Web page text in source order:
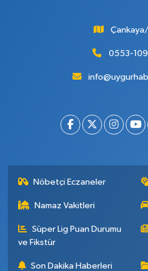
0553-
Nöbetçi Eczaneler
Namaz Vakitleri
Süper Lig Puan Durumu
ve Fikstür
Son Dakika Haberleri